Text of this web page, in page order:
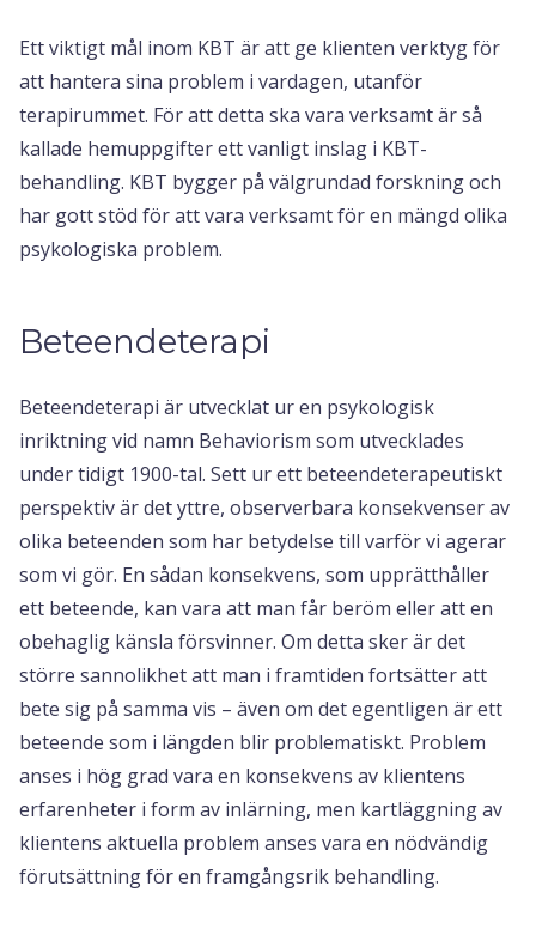
Ett viktigt mål inom KBT är att ge klienten verktyg för
att hantera sina problem i vardagen, utanför
terapirummet. För att detta ska vara verksamt är så
kallade hemuppgifter ett vanligt inslag i KBT-
behandling. KBT bygger på välgrundad forskning och
har gott stöd för att vara verksamt för en mängd olika
psykologiska problem.
Beteendeterapi
Beteendeterapi är utvecklat ur en psykologisk
inriktning vid namn Behaviorism som utvecklades
under tidigt 1900-tal. Sett ur ett beteendeterapeutiskt
perspektiv är det yttre, observerbara konsekvenser av
olika beteenden som har betydelse till varför vi agerar
som vi gör. En sådan konsekvens, som upprätthåller
ett beteende, kan vara att man får beröm eller att en
obehaglig känsla försvinner. Om detta sker är det
större sannolikhet att man i framtiden fortsätter att
bete sig på samma vis – även om det egentligen är ett
beteende som i längden blir problematiskt. Problem
anses i hög grad vara en konsekvens av klientens
erfarenheter i form av inlärning, men kartläggning av
klientens aktuella problem anses vara en nödvändig
förutsättning för en framgångsrik behandling.